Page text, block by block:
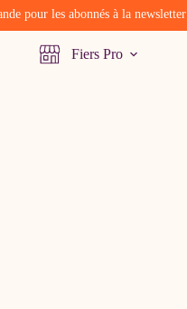
pour les abonnés à la newsletter
Fiers Pro